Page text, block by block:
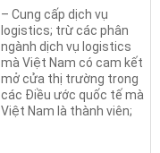
– Cung cấp dịch vụ
logistics; trừ các phân
ngành dịch vụ logistics
mà Việt Nam có cam kết
mở cửa thị trường trong
các Điều ước quốc tế mà
Việt Nam là thành viên;